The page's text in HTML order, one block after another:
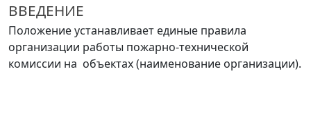
ВВЕДЕНИЕ
Положение устанавливает единые правила
организации работы пожарно-технической
комиссии на объектах(наименование организации).